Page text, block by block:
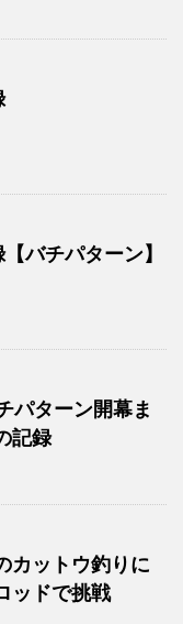
バチパターン】
パターン開幕ま
記録
カットウ釣りに
ッドで挑戦